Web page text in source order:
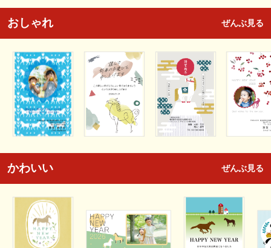
おしゃれ ぜんぶ見る
かわいい ぜんぶ見る